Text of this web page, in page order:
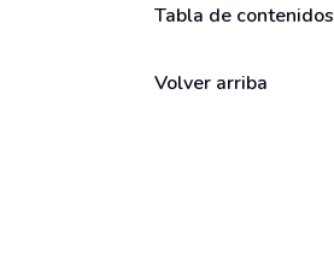
Tabla de contenidos
Volver arriba